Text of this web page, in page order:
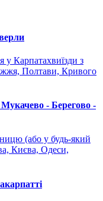
у Карпатахвиїзди з
Полтави, Кривого
- Берегово -
(або у будь-який
Києва, Одеси,